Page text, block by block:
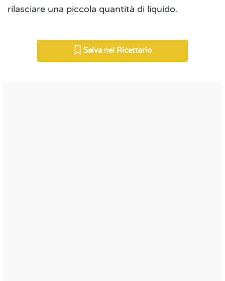
rilasciare una piccola quantità di liquido.
Salva nel Ricettario